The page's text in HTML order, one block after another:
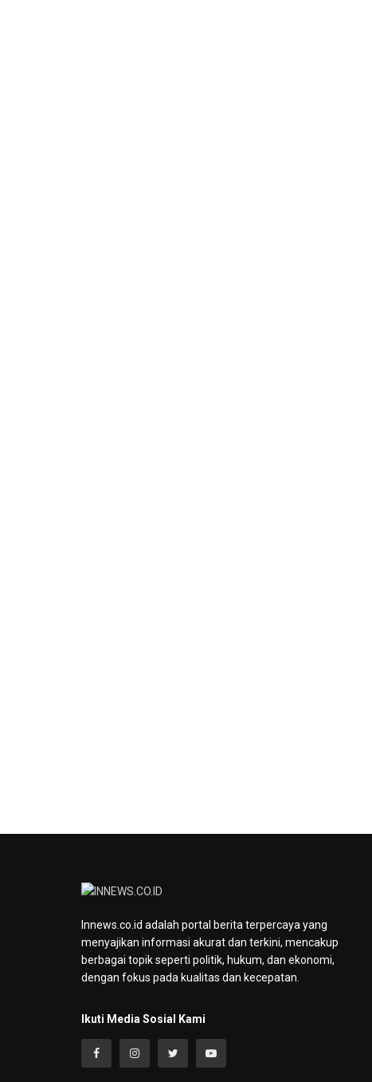
Innews.co.id adalah portal berita terpercaya yang
menyajikan informasi akurat dan terkini, mencakup
berbagai topik seperti politik, hukum, dan ekonomi,
dengan fokus pada kualitas dan kecepatan.
Ikuti Media Sosial Kami